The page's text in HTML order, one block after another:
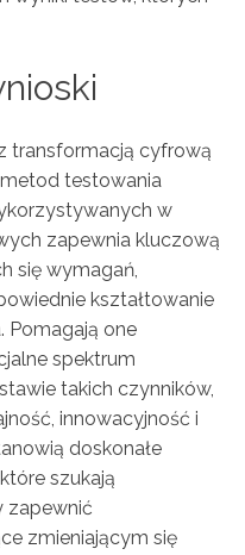
transformacją cyfrową
testowania
w
zapewnia kluczową
się wymagań,
kształtowanie
Pomagają one
spektrum
takich czynników,
innowacyjność i
doskonałe
szukają
zapewnić
zmieniającym się